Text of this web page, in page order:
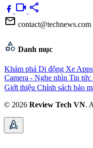
videocam share
mail contact@technews.com
category Danh mục
Khám phá Di động Xe
Camera - Nghe nhìn Tin tức
Giới thiệu Chính sách bảo
© 2026 Review Tech VN.
rocket